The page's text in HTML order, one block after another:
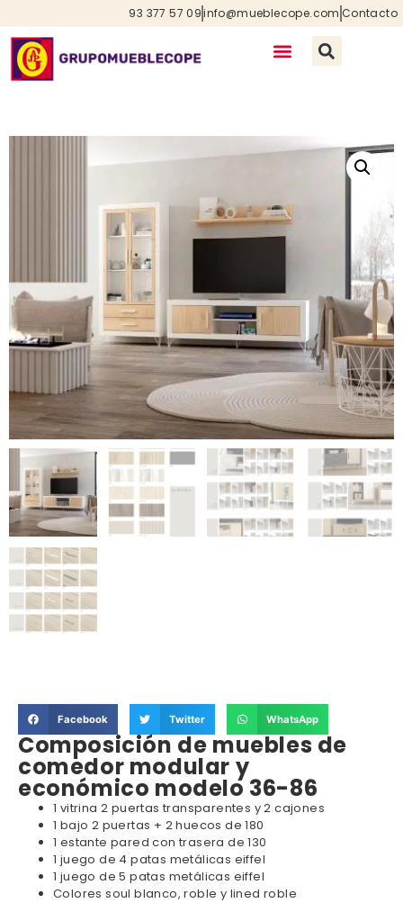
93 377 57 09info@mueblecope.com Contacto
Facebook Twitter WhatsApp
Composición de muebles de
comedor modular y
económico modelo 36-86
1 vitrina 2 puertas transparentes y 2 cajones
1 bajo 2 puertas + 2 huecos de 180
1 estante pared con trasera de 130
1 juego de 4 patas metálicas eiffel
1 juego de 5 patas metálicas eiffel
Colores soul blanco, roble y lined roble